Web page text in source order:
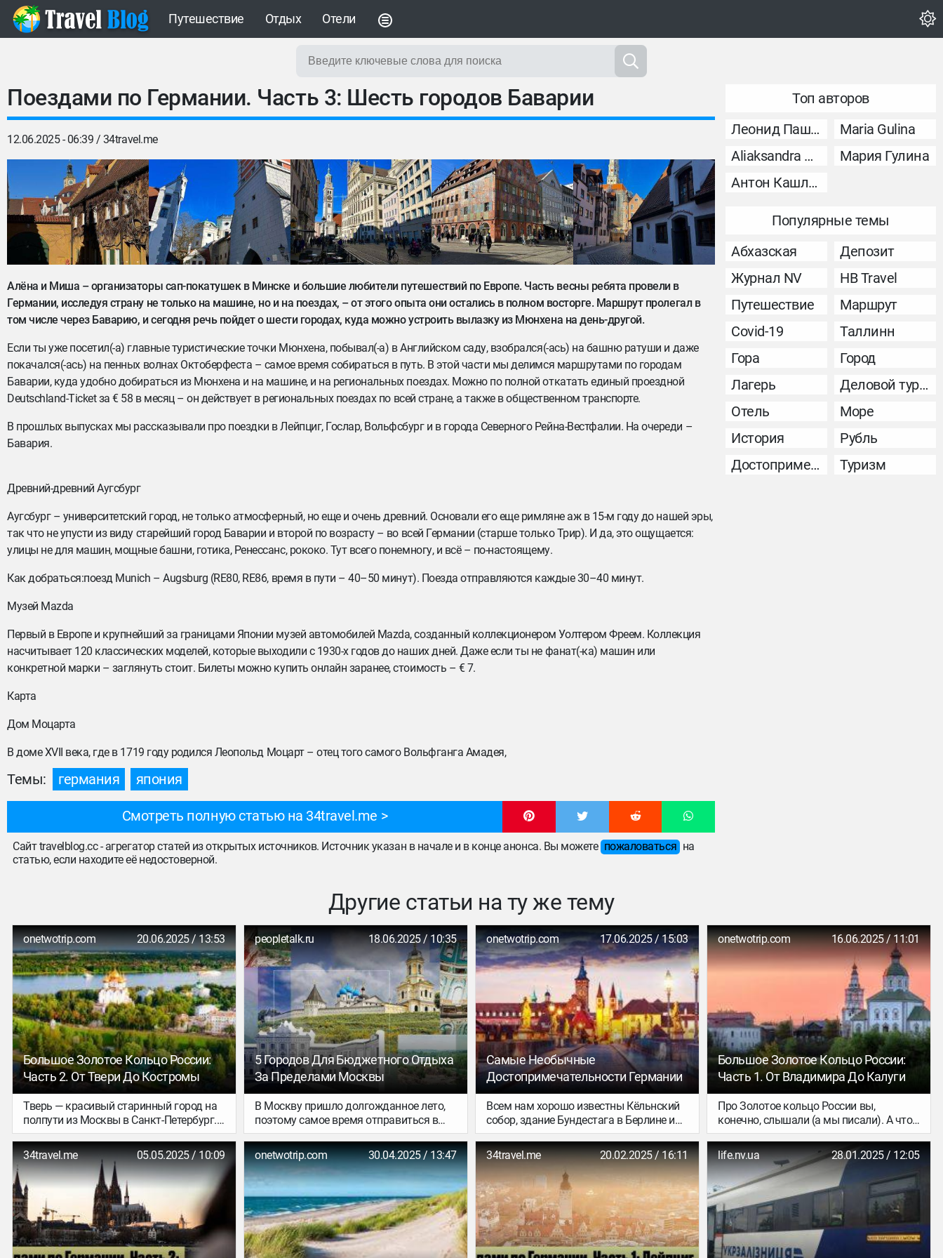
Путешествие Отдых Отели
Поездами по Германии. Часть 3: Шесть городов Баварии
12.06.2025 - 06:39 / 34travel.me
Алёна и Миша – организаторы сап-покатушек в Минске и большие любители путешествий по Европе. Часть весны ребята провели в
Германии, исследуя страну не только на машине, но и на поездах, – от этого опыта они остались в полном восторге. Маршрут пролегал в
том числе через Баварию, и сегодня речь пойдет о шести городах, куда можно устроить вылазку из Мюнхена на день-другой.
Если ты уже посетил(-а) главные туристические точки Мюнхена, побывал(-а) в Английском саду, взобрался(-ась) на башню ратуши и даже
покачался(-ась) на пенных волнах Октоберфеста – самое время собираться в путь. В этой части мы делимся маршрутами по городам
Баварии, куда удобно добираться из Мюнхена и на машине, и на региональных поездах. Можно по полной откатать единый проездной
Deutschland-Ticket за € 58 в месяц – он действует в региональных поездах по всей стране, а также в общественном транспорте.
В прошлых выпусках мы рассказывали про поездки в Лейпциг, Гослар, Вольфсбург и в города Северного Рейна-Вестфалии. На очереди –
Бавария.
Древний-древний Аугсбург
Аугсбург – университетский город, не только атмосферный, но еще и очень древний. Основали его еще римляне аж в 15-м году до нашей эры,
так что не упусти из виду старейший город Баварии и второй по возрасту – во всей Германии (старше только Трир). И да, это ощущается:
улицы не для машин, мощные башни, готика, Ренессанс, рококо. Тут всего понемногу, и всё – по-настоящему.
Как добраться:поезд Munich – Augsburg (RE80, RE86, время в пути – 40–50 минут). Поезда отправляются каждые 30–40 минут.
Музей Mazda
Первый в Европе и крупнейший за границами Японии музей автомобилей Mazda, созданный коллекционером Уолтером Фреем. Коллекция
насчитывает 120 классических моделей, которые выходили с 1930-х годов до наших дней. Даже если ты не фанат(-ка) машин или
конкретной марки – заглянуть стоит. Билеты можно купить онлайн заранее, стоимость – € 7.
Карта
Дом Моцарта
В доме XVII века, где в 1719 году родился Леопольд Моцарт – отец того самого Вольфганга Амадея,
Темы: германия япония
Смотреть полную статью на 34travel.me
Сайт travelblog.cc - агрегатор статей из открытых источников. Источник указан в начале и в конце анонса. Вы можете пожаловаться на
статью, если находите её недостоверной.
Топ авторов
Леонид Пашковский
Maria Gulina
Aliaksandra Murashka
Мария Гулина
Антон Кашликов
Популярные темы
Абхазская
Депозит
Журнал NV
НВ Travel
Путешествие
Маршрут
Covid-19
Таллинн
Гора
Город
Лагерь
Деловой туризм
Отель
Море
История
Рубль
Достопримечательность
Туризм
Другие статьи на ту же тему
onetwotrip.com 20.06.2025 / 13:53
Большое Золотое Кольцо России:
Часть 2. От Твери До Костромы
Тверь — красивый старинный город на
полпути из Москвы в Санкт-Петербург.
В его окрестностях расположилось
множество симпатичных городков, так
что путешествие сюда вам точно
запомнится. Поездку тут можно
построить по аналогии с Тульской
областью: в первый день доехать до
Твери (2,5 часа от Москвы) и
остановиться там в отеле, а дальше уже
разъезжать по области.
peopletalk.ru 18.06.2025 / 10:35
5 Городов Для Бюджетного Отдыха
За Пределами Москвы
В Москву пришло долгожданное лето,
поэтому самое время отправиться в
мини-путешествие по живописным
уголкам нашей страны. Тебе хватит
выходных, чтобы обойти главные
достопримечательности ближайших
городов столицы. А главное, что
поездка не потребует больших
финансовых вложений:­­ не надо искать,
где остановиться, и продумывать
сложный маршрут. Добраться до
onetwotrip.com 17.06.2025 / 15:03
Самые Необычные
Достопримечательности Германии
Всем нам хорошо известны Кёльнский
собор, здание Бундестага в Берлине и
Галерея старых мастеров в Дрездене.
Но интересных локаций в Германии
гораздо больше — и не все они широко
известны. В этой стране даже самый
искушённый путешественник
непременно найдёт, чему удивиться: от
причудливой архитектуры до
необычных геоформаций.
onetwotrip.com 16.06.2025 / 11:01
Большое Золотое Кольцо России:
Часть 1. От Владимира До Калуги
Про Золотое кольцо России вы,
конечно, слышали (а мы писали). А что
ещё за Большое? Этот проект совсем
новый, его создали только в 2022 году в
рамках развития российского туризма.
Давайте вместе разбираться, что за
области и города в него входят, как
построить маршрут так, чтобы
объехать всё самое интересное, и какие
точки можно с комфортом посетить
уже сейчас. Интересного здесь так
34travel.me 05.05.2025 / 10:09 onetwotrip.com 30.04.2025 / 13:47 34travel.me 20.02.2025 / 16:11 life.nv.ua 28.01.2025 / 12:05